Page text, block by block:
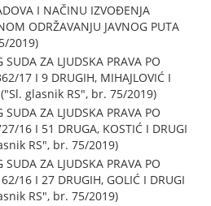
I NAČINU IZVOĐENJA
ODRŽAVANJU JAVNOG PUTA
2019)
SUDA ZA LJUDSKA PRAVA PO
17 I 9 DRUGIH, MIHAJLOVIĆ I
("Sl. glasnik RS", br. 75/2019)
SUDA ZA LJUDSKA PRAVA PO
16 I 51 DRUGA, KOSTIĆ I DRUGI
RS", br. 75/2019)
SUDA ZA LJUDSKA PRAVA PO
16 I 27 DRUGIH, GOLIĆ I DRUGI
RS", br. 75/2019)